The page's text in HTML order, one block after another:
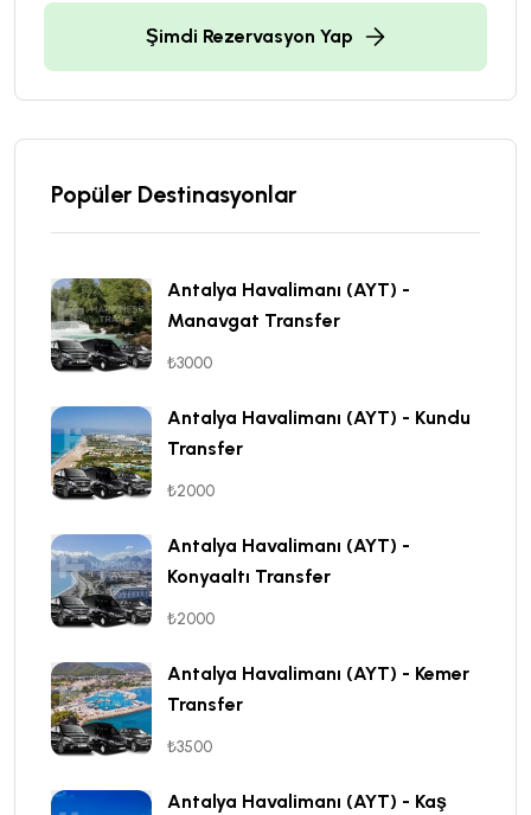
Şimdi Rezervasyon Yap
Popüler Destinasyonlar
Antalya Havalimanı (AYT) -
Manavgat Transfer
₺3000
Antalya Havalimanı (AYT) - Kundu
Transfer
₺2000
Antalya Havalimanı (AYT) -
Konyaaltı Transfer
₺2000
Antalya Havalimanı (AYT) - Kemer
Transfer
₺3500
Antalya Havalimanı (AYT) - Kaş